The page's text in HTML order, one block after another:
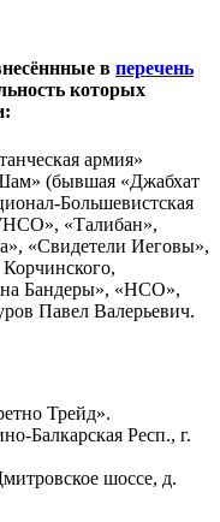
в перечень
которых
армия»
(бывшая «Джабхат
Большевистская
«Талибан»,
«Свидетели Иеговы»,
Бандеры», «НСО»,
Павел Валерьевич.
Трейд».
Балкарская Респ., г.
шоссе, д.